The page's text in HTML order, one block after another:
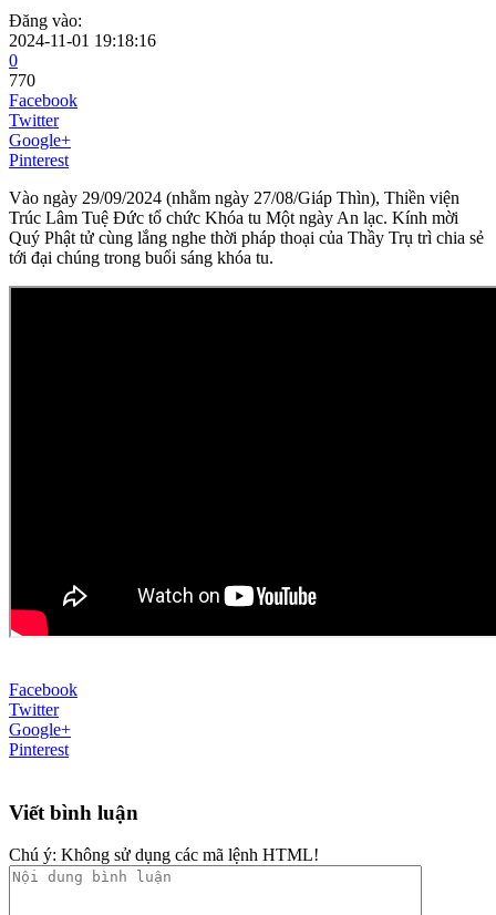
Đăng vào:
2024-11-01 19:18:16
0
770
Facebook
Twitter
Google+
Pinterest
Vào ngày 29/09/2024 (nhằm ngày 27/08/Giáp Thìn), Thiền viện
Trúc Lâm Tuệ Đức tổ chức Khóa tu Một ngày An lạc. Kính mời
Quý Phật tử cùng lắng nghe thời pháp thoại của Thầy Trụ trì chia sẻ
tới đại chúng trong buổi sáng khóa tu.
Facebook
Twitter
Google+
Pinterest
Viết bình luận
Chú ý: Không sử dụng các mã lệnh HTML!